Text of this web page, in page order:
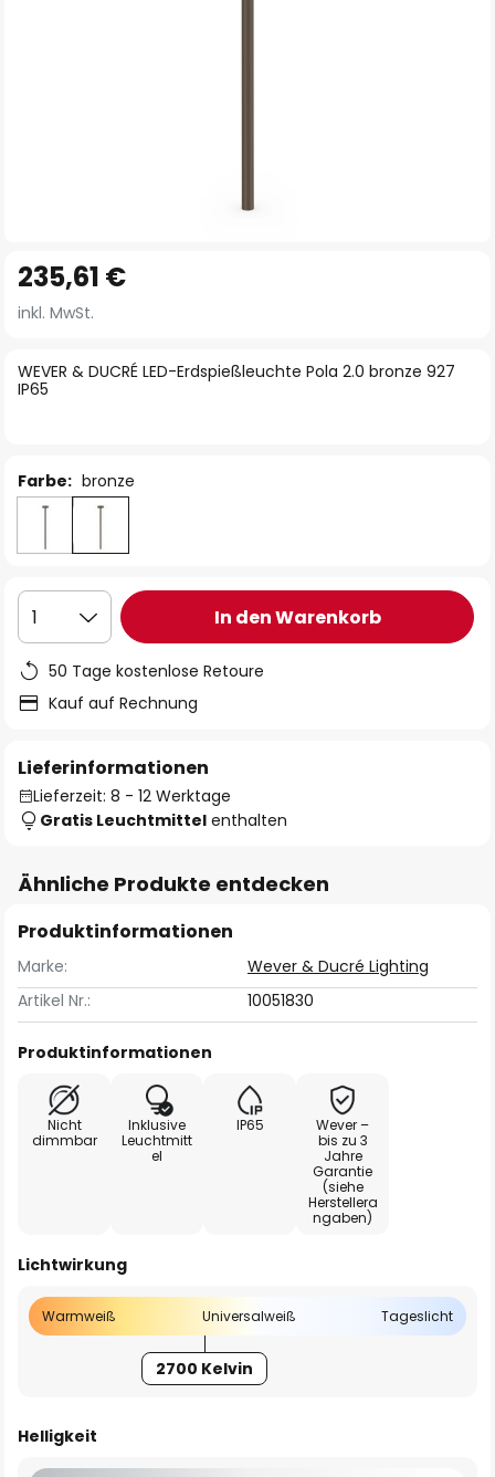
Anfang
der
springen
WEVER & DUCRÉ LED-Erdspießleuchte Pola 2.0 bronze 927
IP65
235,61 €
inkl. MwSt.
Farbe: bronze
1 In den Warenkorb
50 Tage kostenlose Retoure
Kauf auf Rechnung
Lieferinformationen
Lieferzeit: 8 - 12 Werktage
Gratis Leuchtmittel enthalten
Ähnliche Produkte entdecken
Produktinformationen
Marke:
Wever & Ducré Lighting
Artikel Nr.:
10051830
Produktinformationen
Nicht
dimmbar
Inklusive
Leuchtmitt
el
IP65
Wever –
bis zu 3
Jahre
Garantie
(siehe
Herstellera
ngaben)
Lichtwirkung
Warmweiß Universalweiß Tageslicht
2700 Kelvin
Helligkeit